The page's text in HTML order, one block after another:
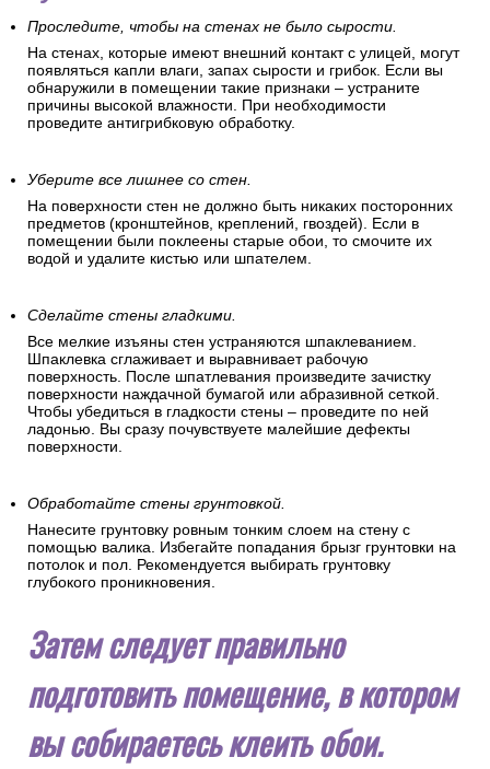
Проследите, чтобы на стенах не было сырости.
На стенах, которые имеют внешний контакт с улицей, могут
появляться капли влаги, запах сырости и грибок. Если вы
обнаружили в помещении такие признаки – устраните
причины высокой влажности. При необходимости
проведите антигрибковую обработку.
Уберите все лишнее со стен.
На поверхности стен не должно быть никаких посторонних
предметов (кронштейнов, креплений, гвоздей). Если в
помещении были поклеены старые обои, то смочите их
водой и удалите кистью или шпателем.
Сделайте стены гладкими.
Все мелкие изъяны стен устраняются шпаклеванием.
Шпаклевка сглаживает и выравнивает рабочую
поверхность. После шпатлевания произведите зачистку
поверхности наждачной бумагой или абразивной сеткой.
Чтобы убедиться в гладкости стены – проведите по ней
ладонью. Вы сразу почувствуете малейшие дефекты
поверхности.
Обработайте стены грунтовкой.
Нанесите грунтовку ровным тонким слоем на стену с
помощью валика. Избегайте попадания брызг грунтовки на
потолок и пол. Рекомендуется выбирать грунтовку
глубокого проникновения.
Затем следует правильно
подготовить помещение, в котором
вы собираетесь клеить обои.